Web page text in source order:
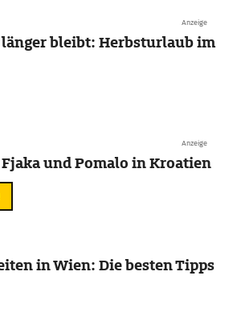
Anzeige
länger bleibt: Herbsturlaub im
Anzeige
und Pomalo in Kroatien
in Wien: Die besten Tipps